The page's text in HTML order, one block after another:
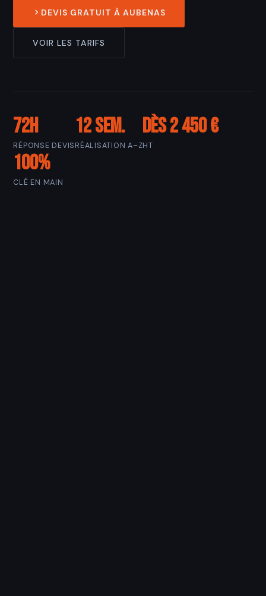
DEVIS GRATUIT À AUBENAS
VOIR LES TARIFS
72h
RÉPONSE DEVIS
12 sem.
RÉALISATION A–Z
Dès 2 450 €
HT
100%
CLÉ EN MAIN